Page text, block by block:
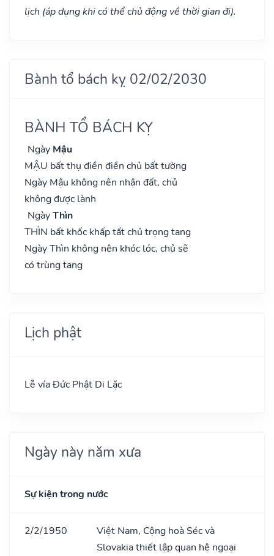
lịch (áp dụng khi có thể chủ động về thời gian đi).
Bành tổ bách kỵ 02/02/2030
BÀNH TỔ BÁCH KỴ
Ngày Mậu
MẬU bất thụ điền điền chủ bất tường
Ngày Mậu không nên nhận đất, chủ
không được lành
NgàyThìn
THÌN bất khốc khấp tất chủ trọng tang
Ngày Thìn không nên khóc lóc, chủ sẽ
có trùng tang
Lịch phật
Lễ vía Đức Phật Di Lặc
Ngày này năm xưa
Sự kiện trong nước
2/2/1950
Việt Nam, Cộng hoà Séc và
Slovakia thiết lập quan hệ ngoại